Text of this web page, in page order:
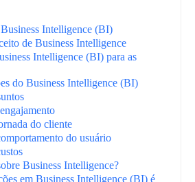
Intelligence (BI)
de Business Intelligence
Intelligence (BI) para as
do Business Intelligence (BI)
do cliente
do usuário
Business Intelligence?
em Business Intelligence (BI) é